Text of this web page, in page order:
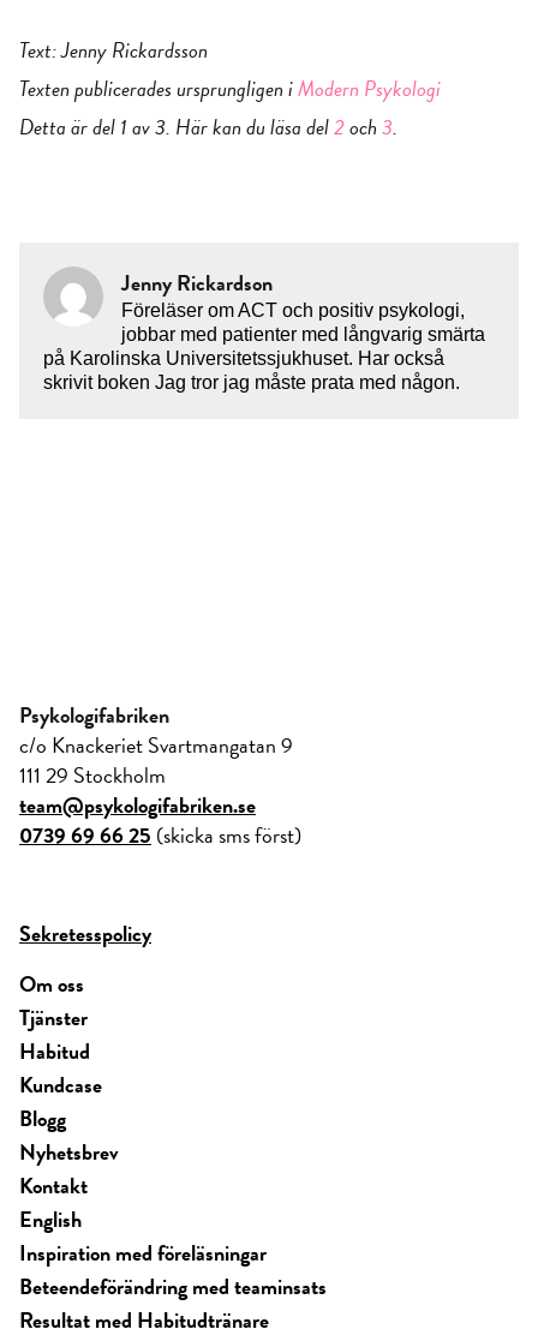
Text: Jenny Rickardsson
Texten publicerades ursprungligen iModern Psykologi
Detta är del 1 av 3. Här kan du läsa del2och3.
Jenny Rickardson
Föreläser om ACT och positiv psykologi,
jobbar med patienter med långvarig smärta
på Karolinska Universitetssjukhuset. Har också
skrivit boken Jag tror jag måste prata med någon.
Psykologifabriken
c/o Knackeriet Svartmangatan 9
111 29 Stockholm
team@psykologifabriken.se
0739 69 66 25 (skicka sms först)
Sekretesspolicy
Om oss
Tjänster
Habitud
Kundcase
Blogg
Nyhetsbrev
Kontakt
English
Inspiration med föreläsningar
Beteendeförändring med teaminsats
Resultat med Habitudtränare